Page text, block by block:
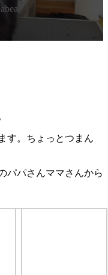
す。ちょっとつまん
パパさんママさんから